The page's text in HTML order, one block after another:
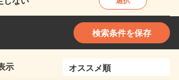
検索条件を保存
示